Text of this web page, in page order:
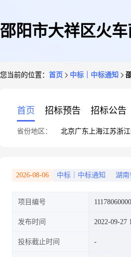
邵阳市大祥区火
您当前的位置： 首页 中标｜中标通知
首页 招标预告 招标公告
省份地区： 北京广东 上海江苏浙江
2026-08-06 中标｜中标通知 湖南
项目编号
发布时间 2022-09-27
投标截止时间